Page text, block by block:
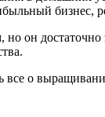
он
все о